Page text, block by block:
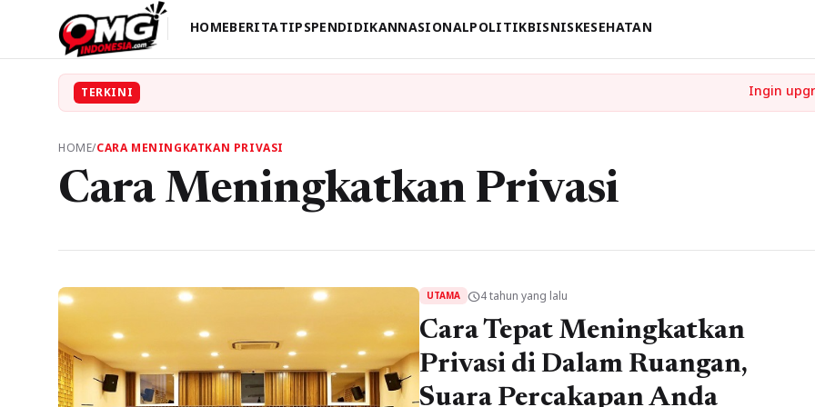
HOMEBERITATIPSPENDIDIKANNASIONALPOLITIKBISNISKESEHATAN
TERKINI
HOME/CARA MENINGKATKAN PRIVASI
Cara Meningkatkan Privasi
UTAMA schedule4 tahun yang lalu
Cara Tepat Meningkatkan
Privasi di Dalam Ruangan,
Suara Percakapan Anda